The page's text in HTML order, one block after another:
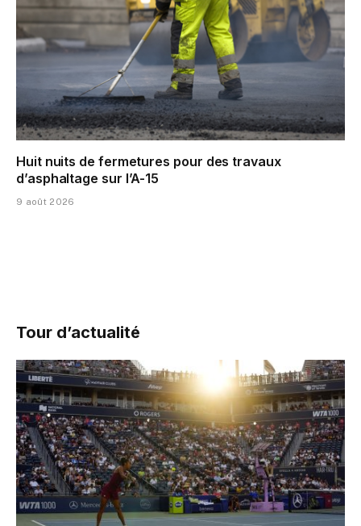
Huit nuits de fermetures pour des travaux
d’asphaltage sur l’A-15
9 août 2026
Tour d’actualité